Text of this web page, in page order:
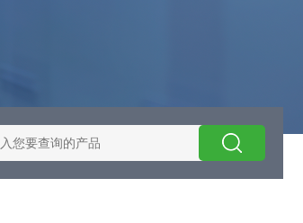
EOCRSE2-05RSEOCR-SE2施耐德电流保